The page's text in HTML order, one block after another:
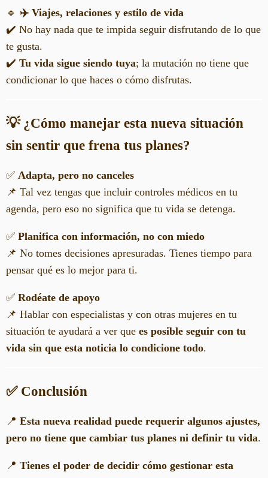
🔹 ✈️ Viajes, relaciones y estilo de vida
✔️ No hay nada que te impida seguir disfrutando de lo que
te gusta.
✔️ Tu vida sigue siendo tuya; la mutación no tiene que
condicionar lo que haces o cómo disfrutas.
💡 ¿Cómo manejar esta nueva situación
sin sentir que frena tus planes?
✅ Adapta, pero no canceles
📌 Tal vez tengas que incluir controles médicos en tu
agenda, pero eso no significa que tu vida se detenga.
✅ Planifica con información, no con miedo
📌 No tomes decisiones apresuradas. Tienes tiempo para
pensar qué es lo mejor para ti.
✅ Rodéate de apoyo
📌 Hablar con especialistas y con otras mujeres en tu
situación te ayudará a ver que es posible seguir con tu
vida sin que esta noticia lo condicione todo.
✅ Conclusión
📍 Esta nueva realidad puede requerir algunos ajustes,
pero no tiene que cambiar tus planes ni definir tu vida.
📍 Tienes el poder de decidir cómo gestionar esta